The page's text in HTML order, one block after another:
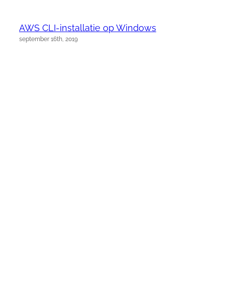
AWS CLI-installatie op Windows
september 16th, 2019